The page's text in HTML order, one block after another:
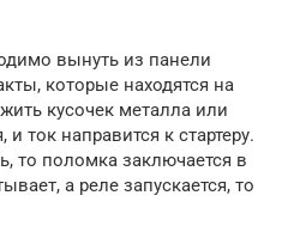
вынуть из панели
которые находятся на
кусочек металла или
ток направится к стартеру.
то поломка заключается в
а реле запускается, то